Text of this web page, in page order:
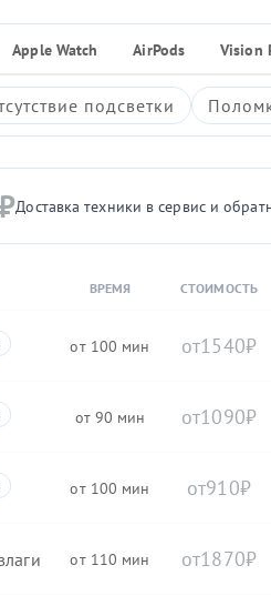
Apple Watch AirPods Vision
подсветки
Доставка техники в сервис и
ВРЕМЯ СТОИМОСТЬ
100 1540
90 1090
100 910
110 1870